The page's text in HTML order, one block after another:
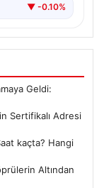
▼ -0.10%
Geldi:
Sertifikalı Adresi
kaçta? Hangi
Altından